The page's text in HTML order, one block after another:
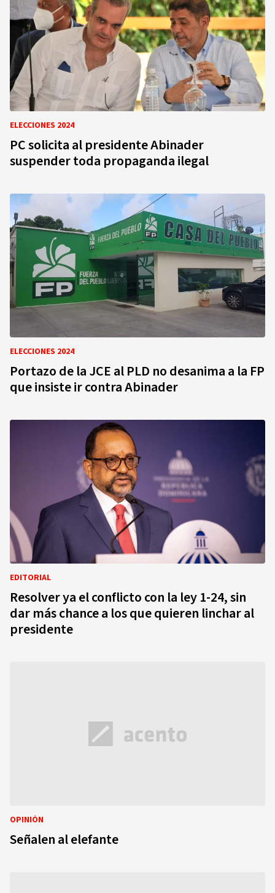
ELECCIONES 2024
PC solicita al presidente Abinader
suspender toda propaganda ilegal
ELECCIONES 2024
Portazo de la JCE al PLD no desanima a la FP
que insiste ir contra Abinader
EDITORIAL
Resolver ya el conflicto con la ley 1-24, sin
dar más chance a los que quieren linchar al
presidente
OPINIÓN
Señalen al elefante